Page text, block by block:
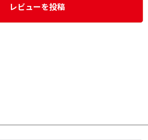
レビューを投稿